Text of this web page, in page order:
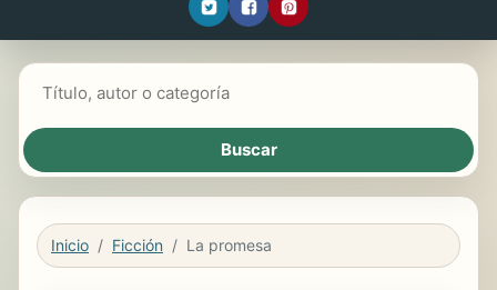
Inicio Ficción La promesa